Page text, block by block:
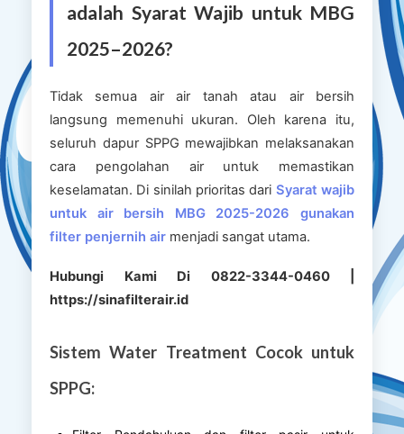
adalah Syarat Wajib untuk MBG
2025–2026?
Tidak semua air air tanah atau air bersih
langsung memenuhi ukuran. Oleh karena itu,
seluruh dapur SPPG mewajibkan melaksanakan
cara pengolahan air untuk memastikan
keselamatan. Di sinilah prioritas dari Syarat wajib
untuk air bersih MBG 2025-2026 gunakan
filter penjernih air menjadi sangat utama.
Hubungi Kami Di 0822-3344-0460 |
https://sinafilterair.id
Sistem Water Treatment Cocok untuk
SPPG: